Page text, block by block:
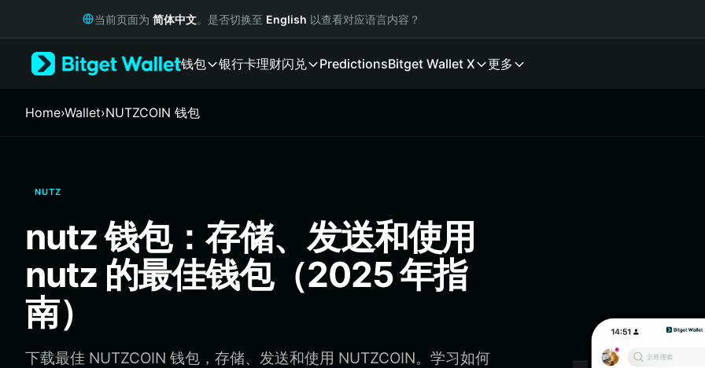
Русский
Italiano
繁體中文
Português (Portugal)
Bahasa Indonesia
ภาษาไทย
Español
Português (Brasil)
Español (Argentina)
当前页面为 简体中文。是否切换至 English 以查看对应语言内容？
钱包 银行卡理财闪兑 PredictionsBitget Wallet X 更多
Home›Wallet›NUTZCOIN 钱包
NUTZ
nutz 钱包：存储、发送和使用
nutz 的最佳钱包（2025 年指
南）
下载最佳 NUTZCOIN 钱包，存储、发送和使用 NUTZCOIN。学习如何